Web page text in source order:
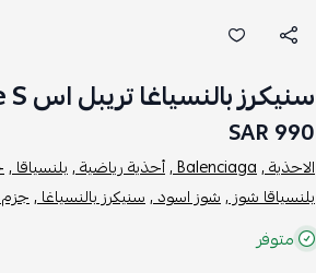
سنيكرز بالنسياغا تريبل اس Triple S رياضي أسود داكن فخم
990 SAR
الاحذية ,Balenciaga , أحذية رياضية ,بلنسياقا ,
بلنسياقا شوز ,شوز اسود ,سنيكرز بالنسياغا ,جزم
متوفر